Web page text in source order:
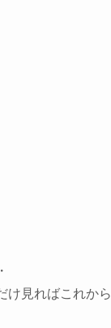
け見ればこれから